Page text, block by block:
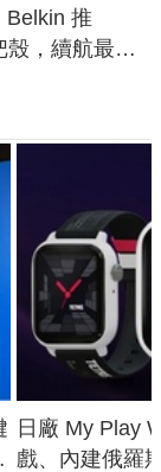
Belkin 推
殼，續航最高
日廠 My Play
戲、內建俄羅